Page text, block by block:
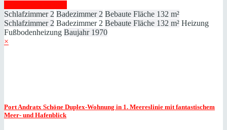
Schlafzimmer 2 Badezimmer 2 Bebaute Fläche 132 m²
Schlafzimmer 2 Badezimmer 2 Bebaute Fläche 132 m² Heizung
Fußbodenheizung Baujahr 1970
×
Port Andratx Schöne Duplex-Wohnung in 1. Meereslinie mit fantastischem
Meer- und Hafenblick